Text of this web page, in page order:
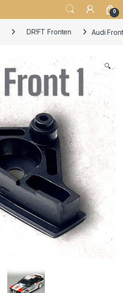
0
DR!FT Fronten Audi
🔍